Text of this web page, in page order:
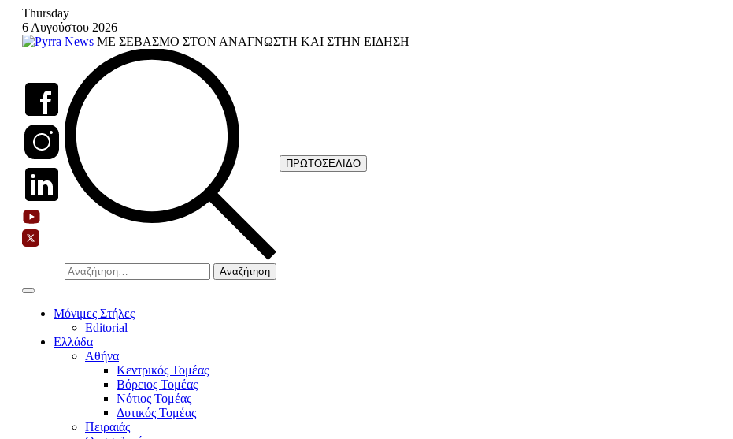
Skip
content
Thursday
6 Αυγούστου 2026
ΜΕ ΣΕΒΑΣΜΟ ΣΤΟΝ ΑΝΑΓΝΩΣΤΗ ΚΑΙ ΣΤΗΝ ΕΙΔΗΣΗ
Αναζήτηση
για:
ΠΡΩΤΟΣΕΛΙΔΟ
Μόνιμες Στήλες
Editorial
Ελλάδα
Αθήνα
Κεντρικός Τομέας
Βόρειος Τομέας
Νότιος Τομέας
Δυτικός Τομέας
Πειραιάς